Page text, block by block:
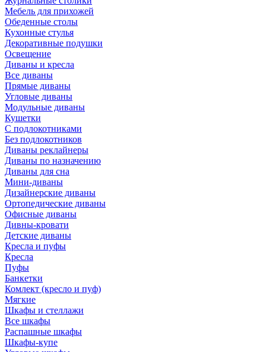
Мебель для прихожей
Обеденные столы
Кухонные стулья
Декоративные подушки
Освещение
Диваны и кресла
Все диваны
Прямые диваны
Угловые диваны
Модульные диваны
Кушетки
С подлокотниками
Без подлокотников
Диваны реклайнеры
Диваны по назначению
Диваны для сна
Мини-диваны
Дизайнерские диваны
Ортопедические диваны
Офисные диваны
Дивны-кровати
Детские диваны
Кресла и пуфы
Кресла
Пуфы
Банкетки
Комлект (кресло и пуф)
Мягкие
Шкафы и стеллажи
Все шкафы
Распашные шкафы
Шкафы-купе